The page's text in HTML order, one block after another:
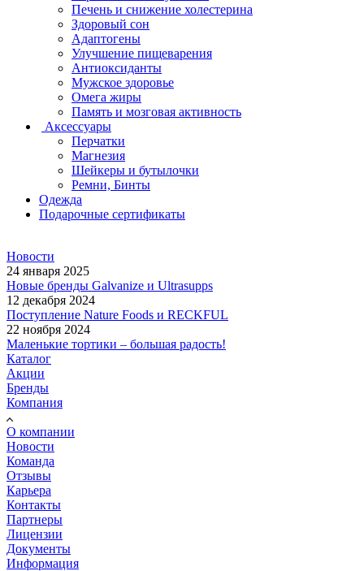
Печень и снижение холестерина
Здоровый сон
Адаптогены
Улучшение пищеварения
Антиоксиданты
Мужское здоровье
Омега жиры
Память и мозговая активность
Аксессуары
Перчатки
Магнезия
Шейкеры и бутылочки
Ремни, Бинты
Одежда
Подарочные сертификаты
Новости
24 января 2025
Новые бренды Galvanize и Ultrasupps
12 декабря 2024
Поступление Nature Foods и RECKFUL
22 ноября 2024
Маленькие тортики – большая радость!
Каталог
Акции
Бренды
Компания
О компании
Новости
Команда
Отзывы
Карьера
Контакты
Партнеры
Лицензии
Документы
Информация